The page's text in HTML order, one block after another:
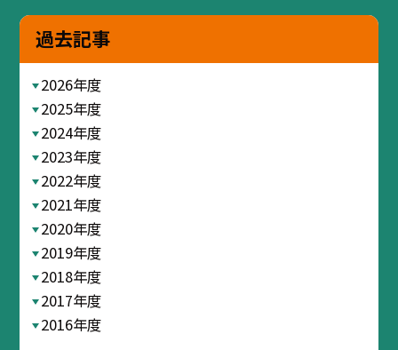
過去記事
2026年度
2025年度
2024年度
2023年度
2022年度
2021年度
2020年度
2019年度
2018年度
2017年度
2016年度